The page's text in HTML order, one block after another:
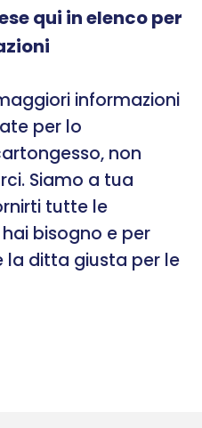
qui in elenco per
informazioni
per lo
non
Siamo a tua
tutte le
bisogno e per
la ditta giusta per le